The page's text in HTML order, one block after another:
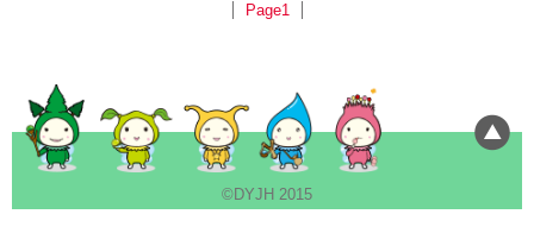
Page1
©DYJH 2015